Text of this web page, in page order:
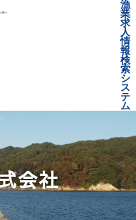
漁
業
求
人
情
報
検
索
シ
ス
テ
ム
会社